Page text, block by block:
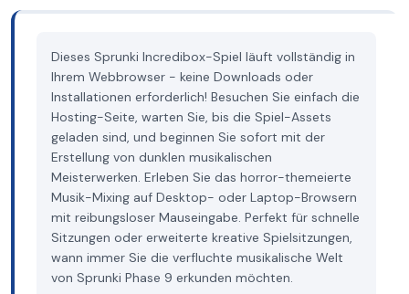
Dieses Sprunki Incredibox-Spiel läuft vollständig in
Ihrem Webbrowser - keine Downloads oder
Installationen erforderlich! Besuchen Sie einfach die
Hosting-Seite, warten Sie, bis die Spiel-Assets
geladen sind, und beginnen Sie sofort mit der
Erstellung von dunklen musikalischen
Meisterwerken. Erleben Sie das horror-themeierte
Musik-Mixing auf Desktop- oder Laptop-Browsern
mit reibungsloser Mauseingabe. Perfekt für schnelle
Sitzungen oder erweiterte kreative Spielsitzungen,
wann immer Sie die verfluchte musikalische Welt
von Sprunki Phase 9 erkunden möchten.